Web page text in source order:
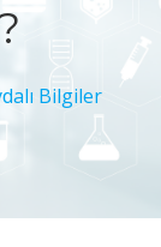
Bilgiler